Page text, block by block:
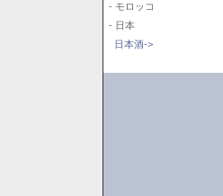
- モロッコ
- 日本
日本酒->